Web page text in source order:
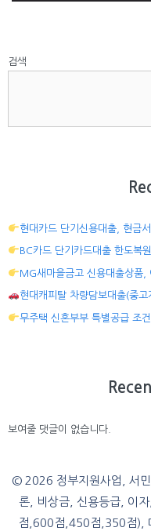
검색
현대카드 단기신용대출, 현금
BC카드 단기카드대출 한도복
MG새마을금고 신용대출상품,
현대캐피탈 차량담보대출(중
무주택 신혼부부 특별공급 조
보여줄 댓글이 없습니다.
© 2026 정부지원사업, 서
론, 비상금, 신용등급, 이
점,600점,450점,350점),